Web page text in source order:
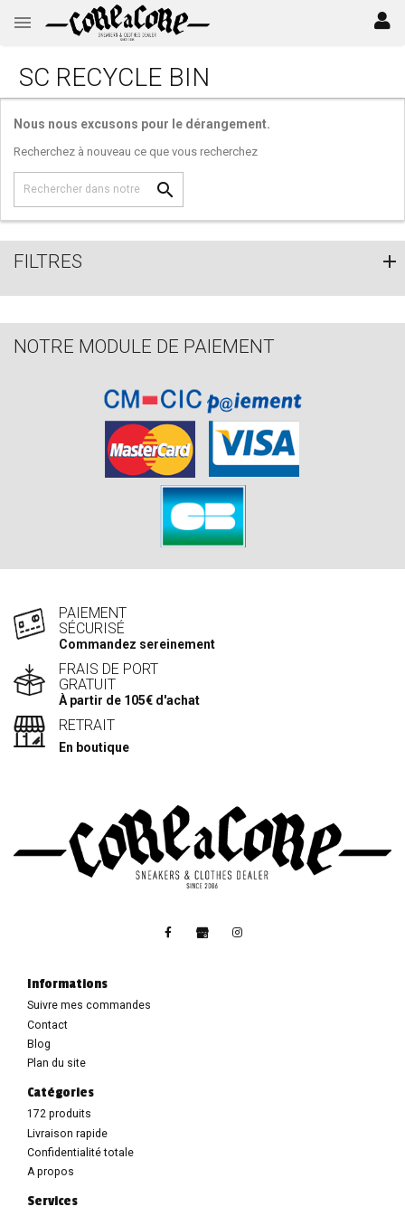
FILTRES
NOTRE MODULE DE PAIEMENT
SC RECYCLE BIN
Nous nous excusons pour le dérangement.
Recherchez à nouveau ce que vous recherchez

PAIEMENT
SÉCURISÉ
Commandez sereinement
FRAIS DE PORT
GRATUIT
À partir de 105€ d'achat
RETRAIT
En boutique
Informations
Suivre mes commandes
Contact
Blog
Plan du site
Catégories
172 produits
Livraison rapide
Confidentialité totale
A propos
Services